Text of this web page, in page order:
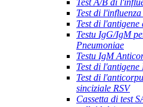
Test di
Test di
Testu IgG/IgM
Pneumoniae
Testu IgM
Test di
Test di
sinciziale RSV
Cassetta di test